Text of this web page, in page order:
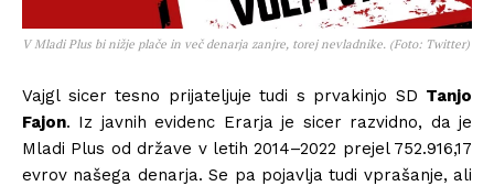
V Mladi Plus bi nižje plače in več denarja zanjre, torej nevladnike. (Foto: Twitter)
Vajgl sicer tesno prijateljuje tudi s prvakinjo SD Tanjo
Fajon. Iz javnih evidenc Erarja je sicer razvidno, da je
Mladi Plus od države v letih 2014–2022 prejel 752.916,17
evrov našega denarja. Se pa pojavlja tudi vprašanje, ali